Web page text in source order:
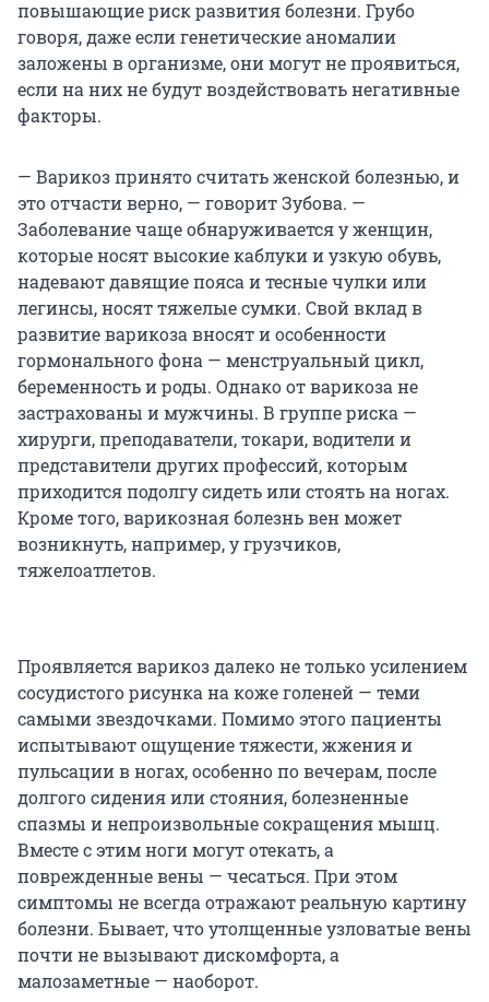
повышающие риск развития болезни. Грубо
говоря, даже если генетические аномалии
заложены в организме, они могут не проявиться,
если на них не будут воздействовать негативные
факторы.
— Варикоз принято считать женской болезнью, и
это отчасти верно, — говорит Зубова. —
Заболевание чаще обнаруживается у женщин,
которые носят высокие каблуки и узкую обувь,
надевают давящие пояса и тесные чулки или
легинсы, носят тяжелые сумки. Свой вклад в
развитие варикоза вносят и особенности
гормонального фона — менструальный цикл,
беременность и роды. Однако от варикоза не
застрахованы и мужчины. В группе риска —
хирурги, преподаватели, токари, водители и
представители других профессий, которым
приходится подолгу сидеть или стоять на ногах.
Кроме того, варикозная болезнь вен может
возникнуть, например, у грузчиков,
тяжелоатлетов.
Проявляется варикоз далеко не только усилением
сосудистого рисунка на коже голеней — теми
самыми звездочками. Помимо этого пациенты
испытывают ощущение тяжести, жжения и
пульсации в ногах, особенно по вечерам, после
долгого сидения или стояния, болезненные
спазмы и непроизвольные сокращения мышц.
Вместе с этим ноги могут отекать, а
поврежденные вены — чесаться. При этом
симптомы не всегда отражают реальную картину
болезни. Бывает, что утолщенные узловатые вены
почти не вызывают дискомфорта, а
малозаметные — наоборот.